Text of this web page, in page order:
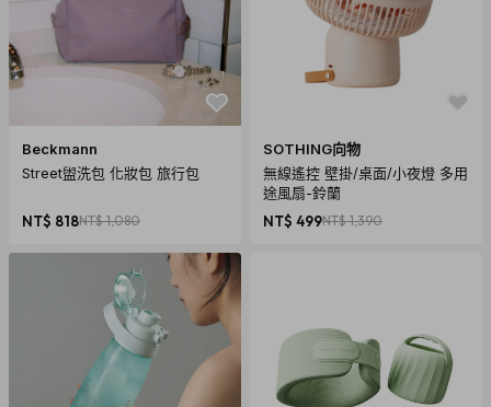
Beckmann
Street盥洗包 化妝包 旅行包
NT$ 818NT$ 1,080
SOTHING向物
無線遙控 壁掛/桌面/小夜燈 多用
途風扇-鈴蘭
NT$ 499NT$ 1,390